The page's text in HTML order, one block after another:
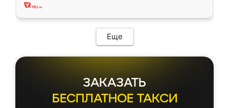
Еще
ЗАКАЗАТЬ
БЕСПЛАТНОЕ ТАКСИ